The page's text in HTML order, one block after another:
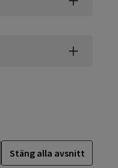
Stäng alla avsnitt